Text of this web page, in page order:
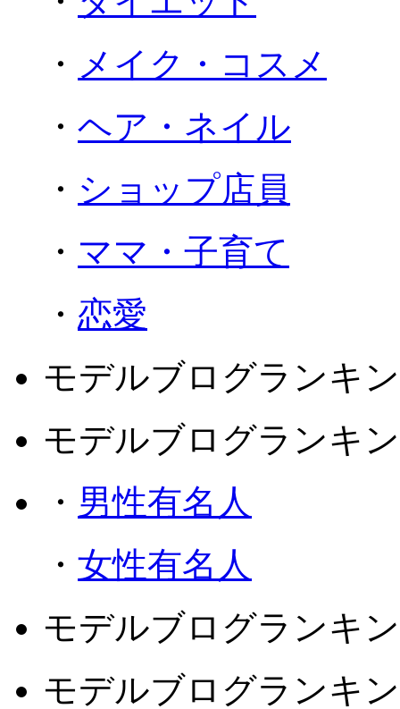
・ メイク・コスメ
・ ヘア・ネイル
・ ショップ店員
・ ママ・子育て
・ 恋愛
モデルブログランキ
モデルブログランキ
・ 男性有名人
・ 女性有名人
モデルブログランキ
モデルブログランキ